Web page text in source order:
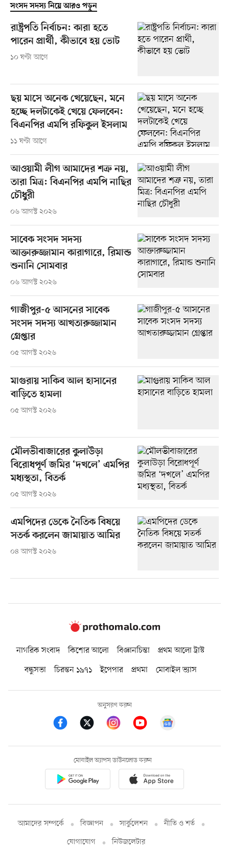
সংসদ সদস্য নিয়ে আরও পড়ুন
রাষ্ট্রপতি নির্বাচন: কারা হতে
পারেন প্রার্থী, কীভাবে হয় ভোট
১০ ঘণ্টা আগে
ছয় মাসে অনেক খেয়েছেন, মনে
হচ্ছে দলটাকেই খেয়ে ফেলবেন:
বিএনপির এমপি রফিকুল ইসলাম
১১ ঘণ্টা আগে
আওয়ামী লীগ আমাদের শত্রু নয়,
তারা মিত্র: বিএনপির এমপি নাছির
চৌধুরী
০৬ আগস্ট ২০২৬
সাবেক সংসদ সদস্য
আক্তারুজ্জামান কারাগারে, রিমান্ড
শুনানি সোমবার
০৬ আগস্ট ২০২৬
গাজীপুর-৫ আসনের সাবেক
সংসদ সদস্য আখতারুজ্জামান
গ্রেপ্তার
০৫ আগস্ট ২০২৬
মাগুরায় সাকিব আল হাসানের
বাড়িতে হামলা
০৫ আগস্ট ২০২৬
মৌলভীবাজারের কুলাউড়া
বিরোধপূর্ণ জমির ‘দখলে’ এমপির
মধ্যস্থতা, বিতর্ক
০৫ আগস্ট ২০২৬
এমপিদের ডেকে নৈতিক বিষয়ে
সতর্ক করলেন জামায়াত আমির
০৪ আগস্ট ২০২৬
নাগরিক সংবাদ কিশোর আলো বিজ্ঞানচিন্তা
প্রথম আলো ট্রাস্ট
বন্ধুসভা
চিরন্তন ১৯৭১ ইপেপার প্রথমা মোবাইল ভ্যাস
অনুসরণ করুন
মোবাইল অ্যাপস ডাউনলোড করুন
আমাদের সম্পর্কে বিজ্ঞাপন সার্কুলেশন
নীতি ও শর্ত
যোগাযোগ
নিউজলেটার